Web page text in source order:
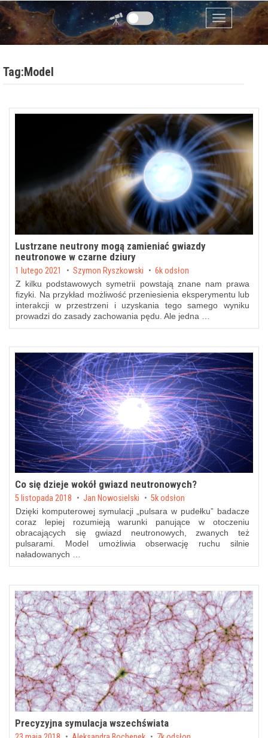
Przejdź do zawartości
Menu
Tag:Model
Lustrzane neutrony mogą zamieniać gwiazdy
neutronowe w czarne dziury
Posted on
1 lutego 2021 bySzymon Ryszkowski 6k odsłon
Z kilku podstawowych symetrii powstają znane nam prawa
fizyki. Na przykład możliwość przeniesienia eksperymentu lub
interakcji w przestrzeni i uzyskania tego samego wyniku
prowadzi do zasady zachowania pędu. Ale jedna …
Co się dzieje wokół gwiazd neutronowych?
Posted on
5 listopada 2018 byJan Nowosielski 5k odsłon
Dzięki komputerowej symulacji „pulsara w pudełku” badacze
coraz lepiej rozumieją warunki panujące w otoczeniu
obracających się gwiazd neutronowych, zwanych też
pulsarami. Model umożliwia obserwację ruchu silnie
naładowanych …
Precyzyjna symulacja wszechświata